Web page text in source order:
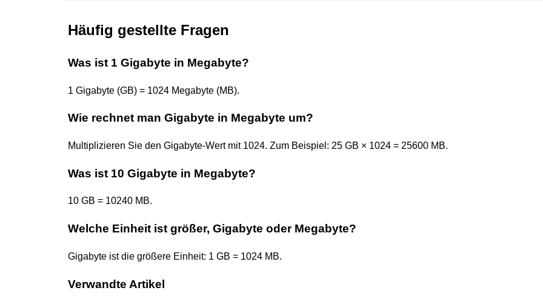
Häufig gestellte Fragen
Was ist 1 Gigabyte in Megabyte?
1 Gigabyte (GB) = 1024 Megabyte (MB).
Wie rechnet man Gigabyte in Megabyte um?
Multiplizieren Sie den Gigabyte-Wert mit 1024. Zum Beispiel: 25 GB × 1024 = 25600 MB.
Was ist 10 Gigabyte in Megabyte?
10 GB = 10240 MB.
Welche Einheit ist größer, Gigabyte oder Megabyte?
Gigabyte ist die größere Einheit: 1 GB = 1024 MB.
Verwandte Artikel